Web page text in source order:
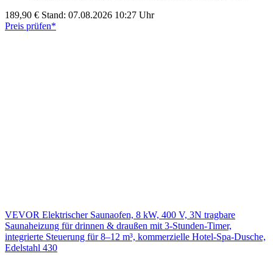
189,90 € Stand: 07.08.2026 10:27 Uhr
Preis prüfen*
VEVOR Elektrischer Saunaofen, 8 kW, 400 V, 3N tragbare
Saunaheizung für drinnen & draußen mit 3-Stunden-Timer,
integrierte Steuerung für 8–12 m³, kommerzielle Hotel-Spa-Dusche,
Edelstahl 430